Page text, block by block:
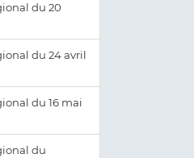
du 20
du 24 avril
du 16 mai
du